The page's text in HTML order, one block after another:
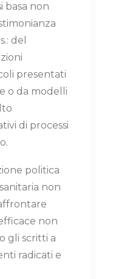
basa non
del
presentati
o da modelli
di processi
politica
non
non
gli scritti a
radicati e